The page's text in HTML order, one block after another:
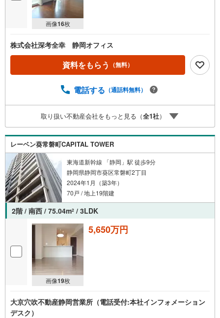
画像16枚
株式会社深考全幸 静岡オフィス
資料をもらう （無料）
電話する （通話料無料）
取り扱い不動産会社をもっと見る（全1社）
レーベン葵常磐町CAPITAL TOWER
東海道新幹線 「静岡」駅 徒歩9分
静岡県静岡市葵区常磐町2丁目
2024年1月（築3年）
70戸 / 地上19階建
2階 / 南西 / 75.04m2 / 3LDK
画像19枚
5,650万円
大京穴吹不動産静岡営業所（電話受付:本社インフォメーション
デスク）